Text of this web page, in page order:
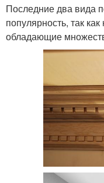
Последние два вида
популярность, так
обладающие